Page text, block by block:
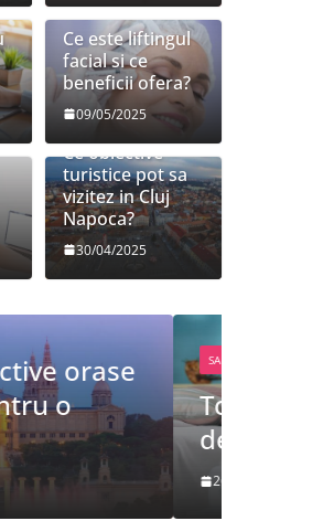
Ce este liftingul
facial si ce
beneficii ofera?
09/05/2025
Ce obiective
turistice pot sa
vizitez in Cluj
Napoca?
30/04/2025
sa stii
copilariei